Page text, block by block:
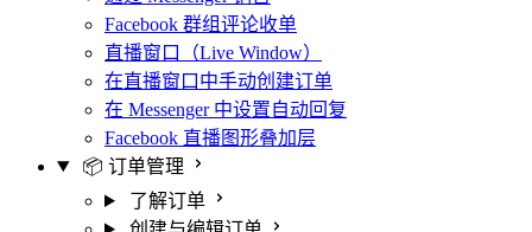
Facebook 群组评论收单
直播窗口（Live Window）
在直播窗口中手动创建订单
在 Messenger 中设置自动回复
Facebook 直播图形叠加层
📦 订单管理
了解订单